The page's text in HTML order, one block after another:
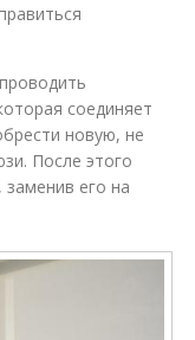
соединяет
новую, не
После этого
его на